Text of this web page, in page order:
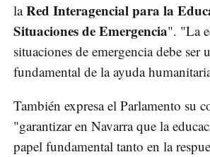
laRed Interagencial para la
Situaciones de Emergencia". "La
situaciones de emergencia debe ser
fundamental de la ayuda
También expresa el Parlamento su
"garantizar en Navarra que la
papel fundamental tanto en la